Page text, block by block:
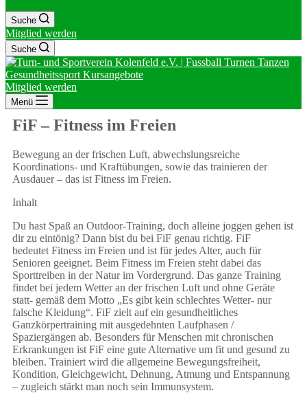
Suche
Mitglied werden
Suche
Mitglied werden
Menü
FiF – Fitness im Freien
Bewegung an der frischen Luft, abwechslungsreiche
Koordinations- und Kraftübungen, sowie das trainieren der
Ausdauer – das ist Fitness im Freien.
Inhalt
Du hast Spaß an Outdoor-Training, doch alleine joggen gehen ist
dir zu eintönig? Dann bist du bei FiF genau richtig. FiF
bedeutet Fitness im Freien und ist für jedes Alter, auch für
Senioren geeignet. Beim Fitness im Freien steht dabei das
Sporttreiben in der Natur im Vordergrund. Das ganze Training
findet bei jedem Wetter an der frischen Luft und ohne Geräte
statt- gemäß dem Motto „Es gibt kein schlechtes Wetter- nur
falsche Kleidung“. FiF zielt auf ein gesundheitliches
Ganzkörpertraining mit ausgedehnten Laufphasen /
Spaziergängen ab. Besonders für Menschen mit chronischen
Erkrankungen ist FiF eine gute Alternative um fit und gesund zu
bleiben. Trainiert wird die allgemeine Bewegungsfreiheit,
Kondition, Gleichgewicht, Dehnung, Atmung und Entspannung
– zugleich stärkt man noch sein Immunsystem.